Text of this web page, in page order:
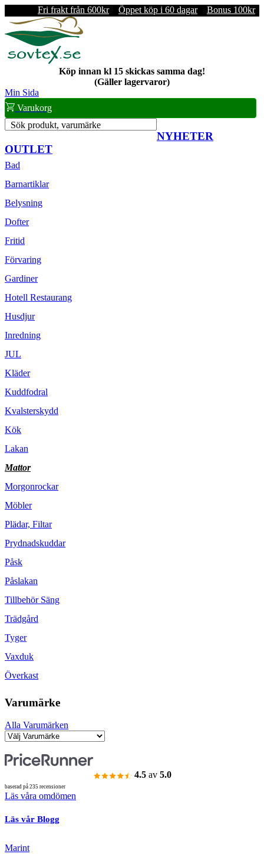
Fri frakt från 600kr Öppet köp i 60 dagar Bonus 100kr
Köp innan kl 15 skickas samma dag!
(Gäller lagervaror)
Min Sida
Varukorg
Sök produkt, varumärke
NYHETER
OUTLET
Bad
Barnartiklar
Belysning
Dofter
Fritid
Förvaring
Gardiner
Hotell Restaurang
Husdjur
Inredning
JUL
Kläder
Kuddfodral
Kvalsterskydd
Kök
Lakan
Mattor
Morgonrockar
Möbler
Plädar, Filtar
Prydnadskuddar
Påsk
Påslakan
Tillbehör Säng
Trädgård
Tyger
Vaxduk
Överkast
Varumärke
Alla Varumärken
4.5 av 5.0
baserad på 235 recensioner
Läs våra omdömen
Läs vår Blogg
Marint